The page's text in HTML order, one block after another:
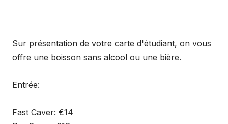
Sur présentation de votre carte d'étudiant, on vous
offre une boisson sans alcool ou une bière.
Entrée:
Fast Caver: €14